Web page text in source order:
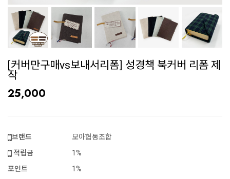
[커버만구매vs보내서리폼] 성경책 북커버 리폼 제
작
25,000
브랜드
모아협동조합
적립금
1%
포인트
1%